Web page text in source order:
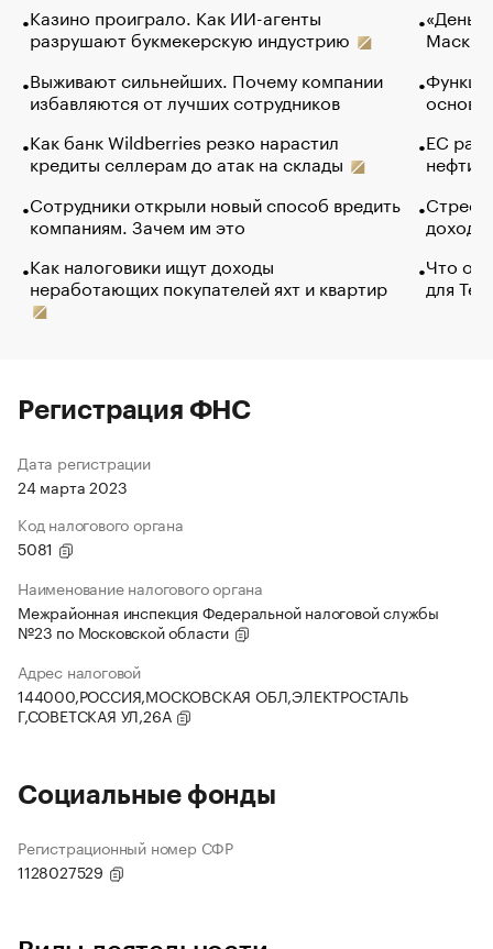
Казино проиграло. Как ИИ-агенты
разрушают букмекерскую индустрию
Выживают сильнейших. Почему компании
избавляются от лучших сотрудников
Как банк Wildberries резко нарастил
кредиты селлерам до атак на склады
Сотрудники открыли новый способ вредить
компаниям. Зачем им это
Как налоговики ищут доходы
неработающих покупателей яхт и квартир
Маск в
основ
ЕС
нефти
Что
для
Регистрация ФНС
Дата регистрации
24 марта 2023
Код налогового органа
5081
Наименование налогового органа
Межрайонная инспекция Федеральной налоговой службы
№23 по Московской области
Адрес налоговой
144000,РОССИЯ,МОСКОВСКАЯ ОБЛ,ЭЛЕКТРОСТАЛЬ
Г,СОВЕТСКАЯ УЛ,26А
Социальные фонды
Регистрационный номер СФР
1128027529